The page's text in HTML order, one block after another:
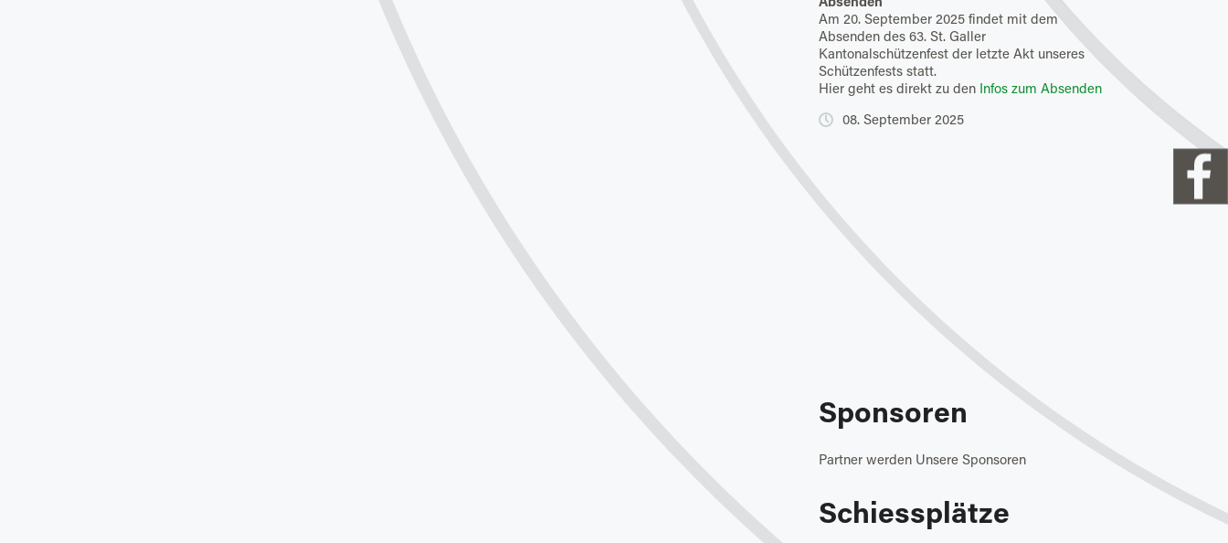
Absenden
Am 20. September 2025 findet mit dem
Absenden des 63. St. Galler
Kantonalschützenfest der letzte Akt unseres
Schützenfests statt.
Hier geht es direkt zu den Infos zum Absenden
08. September 2025
Startschuss treffen
Resultate ein.
Hier geht es direkt
20. Juni 2025
Sponsoren
Partner werden Unsere Sponsoren
Schiessplätze